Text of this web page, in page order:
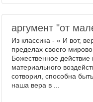
аргумент "от
Из классика - « И вот,
пределах своего
Божественное
материального
сотворил, способна
наша вера в ...